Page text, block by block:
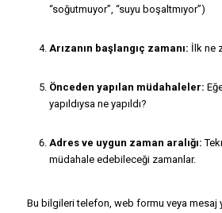
“soğutmuyor”, “suyu boşaltmıyor”)
Arızanın başlangıç zamanı: İlk ne
Önceden yapılan müdahaleler:
yapıldıysa ne yapıldı?
Adres ve uygun zaman aralığı:
müdahale edebileceği zamanlar.
Bu bilgileri telefon, web formu veya mesaj